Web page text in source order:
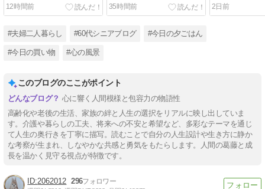
12時間前
35時間前
2日前
#夫婦二人暮らし #60代シニアブログ #今日の夕ごはん
#今日の買い物 #心の風景
このブログのここがポイント
心に響く人間模様と包容力の物語性
高齢化や老後の生活、家族の絆と人生の選択をリアルに映し出していま
す。介護や暮らしの工夫、将来への不安と希望など、多彩なテーマを通じ
て人生の奥行きを丁寧に描写。読むことで自分の人生設計や生き方に静か
な考察が生まれ、しなやかな共感と勇気をもたらします。人間の葛藤と成
長を温かく見守る視点が特徴です。
2062012 296